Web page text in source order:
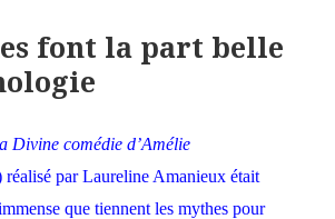
font la part belle
Divine comédie d’Amélie
réalisé par Laureline Amanieux était
que tiennent les mythes pour